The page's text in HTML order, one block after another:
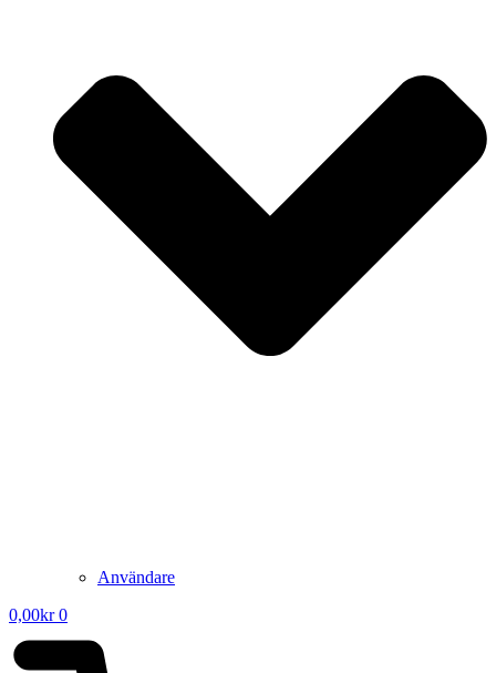
Användare
0,00kr 0